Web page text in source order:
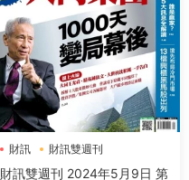
財訊 財訊雙週刊
財訊雙週刊 2024年5月9日 第